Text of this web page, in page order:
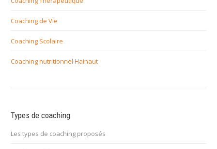
Coaching de Vie
Coaching Scolaire
Coaching nutritionnel Hainaut
Types de coaching
Les types de coaching proposés